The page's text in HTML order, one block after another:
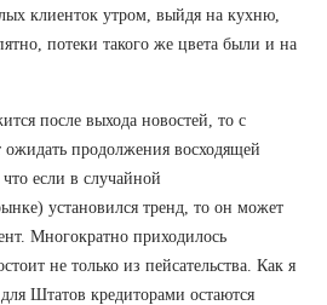
клиенток утром, выйдя на кухню,
потеки такого же цвета были и на
после выхода новостей, то с
продолжения восходящей
если в случайной
установился тренд, то он может
Многократно приходилось
не только из пейсательства. Как я
Штатов кредиторами остаются